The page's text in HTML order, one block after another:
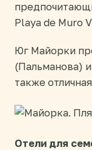
Playa de Muro
Юг Майорки
(Пальманова)
также
Отели для